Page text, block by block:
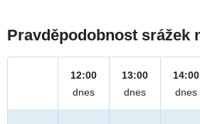
Pravděpodobnost srážek
12:00
dnes
13:00
dnes
14:00
dnes